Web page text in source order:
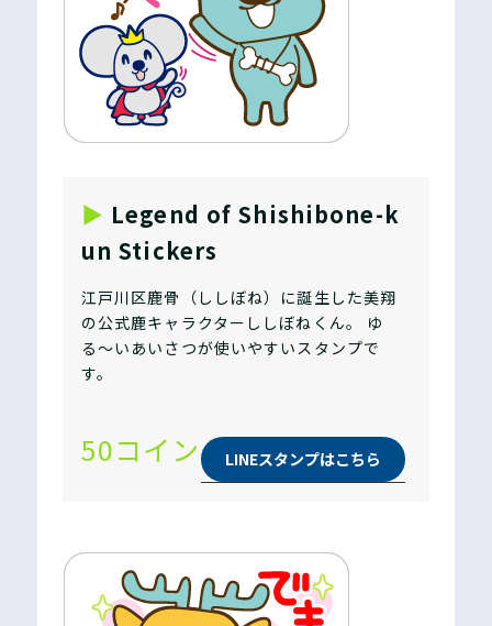
▶︎ Legend of Shishibone-k
un Stickers
江戸川区鹿骨（ししぼね）に誕生した美翔
の公式鹿キャラクターししぼねくん。 ゆ
る〜いあいさつが使いやすいスタンプで
す。
50コイン LINEスタンプはこちら